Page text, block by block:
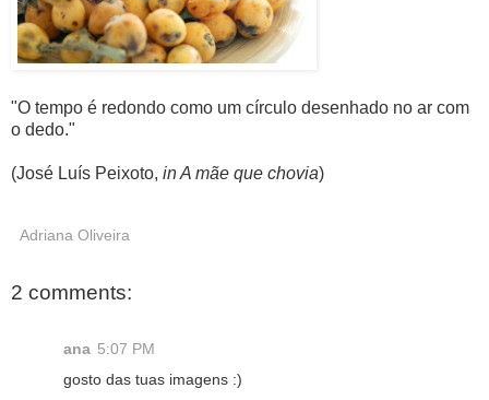
"O tempo é redondo como um círculo desenhado no ar com
o dedo."
(José Luís Peixoto, in A mãe que chovia)
Adriana Oliveira
2 comments:
ana 5:07 PM
gosto das tuas imagens :)